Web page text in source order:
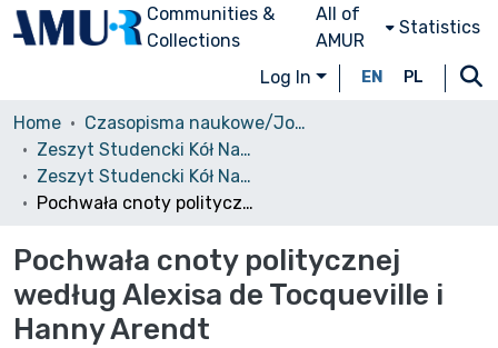
Communities &
Collections
All of
AMUR
Statistics
Log In EN PL
Home
Czasopisma naukowe/Journals
Zeszyt Studencki Kół Naukowych Wydziału Prawa i Administracji UAM
Zeszyt Studencki Kół Naukowych Wydziału Prawa i Administracji UAM, 2011, nr 1
Pochwała cnoty politycznej według Alexisa de Tocqueville i Hanny Arendt
Pochwała cnoty politycznej
według Alexisa de Tocqueville i
Hanny Arendt